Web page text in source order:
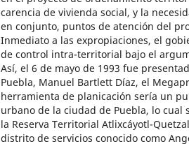
carencia de vivienda social, y la
en conjunto, puntos de atención del
Inmediato a las expropiaciones, el
de control intra-territorial bajo el
Así, el 6 de mayo de 1993 fue
Puebla, Manuel Bartlett Díaz, el
herramienta de planicación sería un
urbano de la ciudad de Puebla, lo cual
la Reserva Territorial Atlixcáyotl-
distrito de servicios conocido como